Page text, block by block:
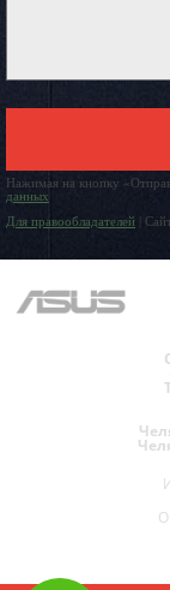
Нажимая на кнопку
данных
Для правообладателей |